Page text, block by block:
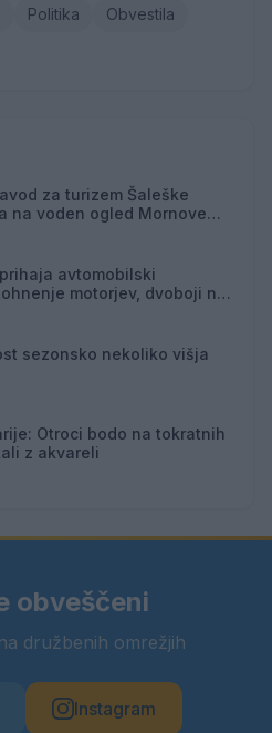
Politika
Obvestila
za turizem Šaleške
na voden ogled Mornove
avtomobilski
motorjev, dvoboji na
Car Meet
sezonsko nekoliko višja
Otroci bodo na tokratnih
z akvareli
obveščeni
družbenih omrežjih
Instagram